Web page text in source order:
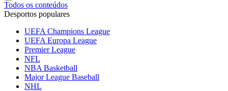
Todos os conteúdos
Desportos populares
UEFA Champions League
UEFA Europa League
Premier League
NFL
NBA Basketball
Major League Baseball
NHL